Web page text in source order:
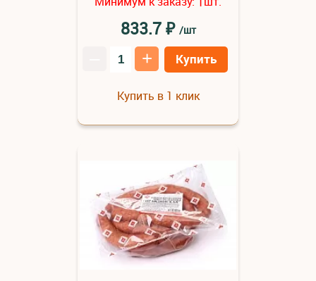
833.7₽ /шт
+ Купить
Купить в 1 клик